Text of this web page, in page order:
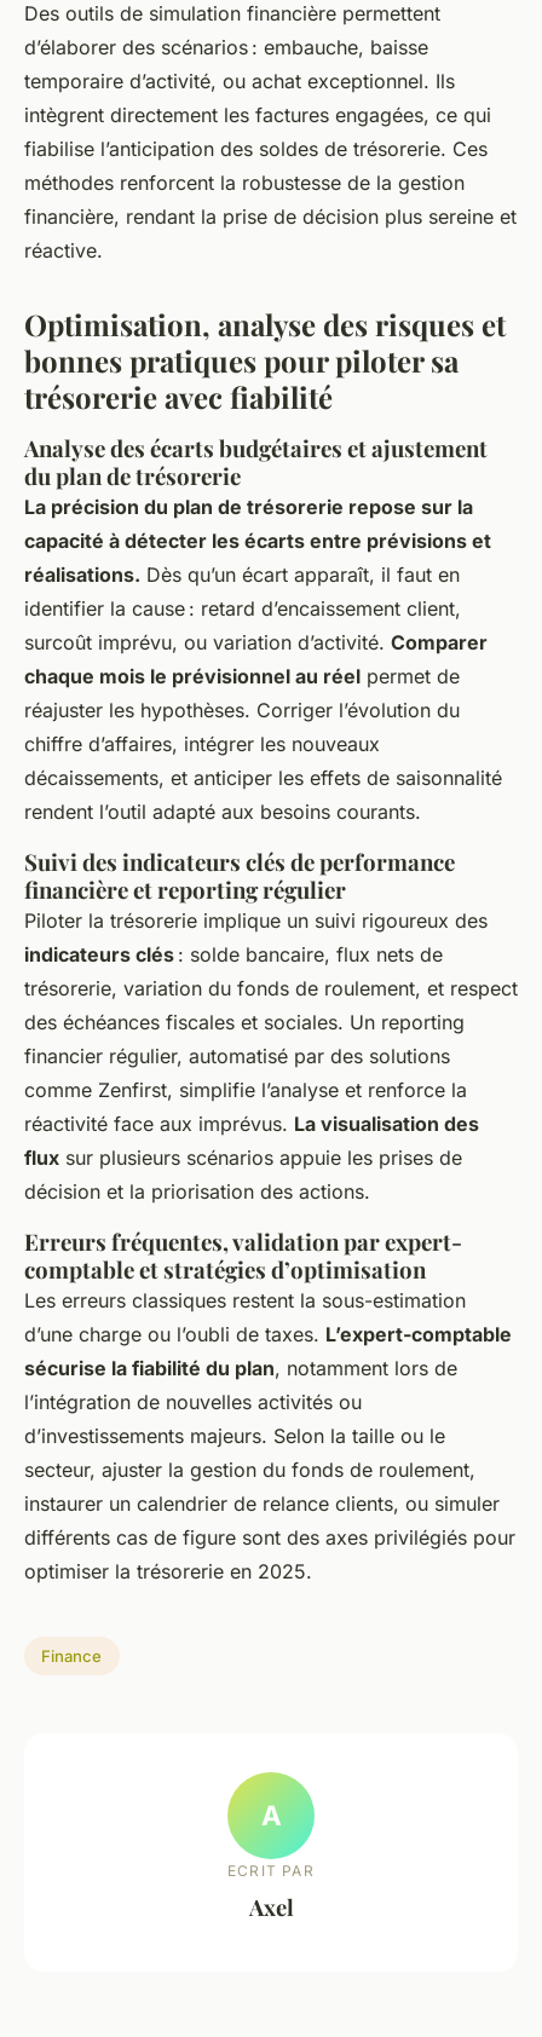
Des outils de simulation financière permettent
d’élaborer des scénarios : embauche, baisse
temporaire d’activité, ou achat exceptionnel. Ils
intègrent directement les factures engagées, ce qui
fiabilise l’anticipation des soldes de trésorerie. Ces
méthodes renforcent la robustesse de la gestion
financière, rendant la prise de décision plus sereine et
réactive.
Optimisation, analyse des risques et
bonnes pratiques pour piloter sa
trésorerie avec fiabilité
Analyse des écarts budgétaires et ajustement
du plan de trésorerie
La précision du plan de trésorerie repose sur la
capacité à détecter les écarts entre prévisions et
réalisations. Dès qu’un écart apparaît, il faut en
identifier la cause : retard d’encaissement client,
surcoût imprévu, ou variation d’activité. Comparer
chaque mois le prévisionnel au réel permet de
réajuster les hypothèses. Corriger l’évolution du
chiffre d’affaires, intégrer les nouveaux
décaissements, et anticiper les effets de saisonnalité
rendent l’outil adapté aux besoins courants.
Suivi des indicateurs clés de performance
financière et reporting régulier
Piloter la trésorerie implique un suivi rigoureux des
indicateurs clés : solde bancaire, flux nets de
trésorerie, variation du fonds de roulement, et respect
des échéances fiscales et sociales. Un reporting
financier régulier, automatisé par des solutions
comme Zenfirst, simplifie l’analyse et renforce la
réactivité face aux imprévus. La visualisation des
flux sur plusieurs scénarios appuie les prises de
décision et la priorisation des actions.
Erreurs fréquentes, validation par expert-
comptable et stratégies d’optimisation
Les erreurs classiques restent la sous-estimation
d’une charge ou l’oubli de taxes. L’expert-comptable
sécurise la fiabilité du plan, notamment lors de
l’intégration de nouvelles activités ou
d’investissements majeurs. Selon la taille ou le
secteur, ajuster la gestion du fonds de roulement,
instaurer un calendrier de relance clients, ou simuler
différents cas de figure sont des axes privilégiés pour
optimiser la trésorerie en 2025.
Finance
A
ECRIT PAR
Axel